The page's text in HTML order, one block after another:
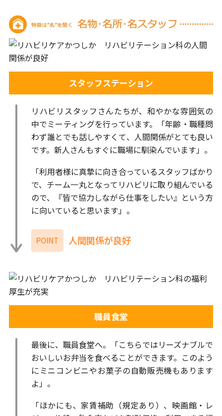
スタッフステーション
リハビリスタッフさんたちが、和やかな雰囲気の
中でミーティングを行っています。「年齢・職種問
わず誰とでも話しやすくて、人間関係がとても良い
です。新人さんもすぐに職場に馴染んでいます」。
「利用者様に真摯に向き合っているスタッフばかり
で、チーム一丸となってリハビリに取り組んでいる
ので、『皆で協力しながら仕事をしたい』という方
に向いていると思います」。
POINT 人間関係が良好
職員食堂
最後に、職員食堂へ。「こちらではリーズナブルで
おいしいお弁当を食べることができます。このよう
にミニコンビニやお菓子の自動販売機もあります
よ」。
「ほかにも、家賃補助（規定あり）、映画館・レ